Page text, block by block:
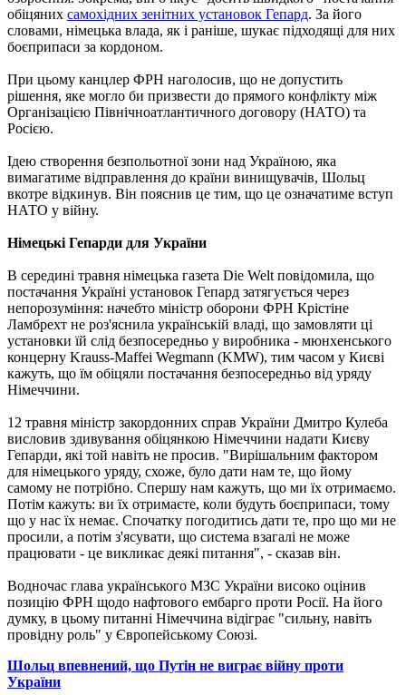
обіцяних самохідних зенітних установок Гепард. За його
словами, німецька влада, як і раніше, шукає підходящі для них
боєприпаси за кордоном.
При цьому канцлер ФРН наголосив, що не допустить
рішення, яке могло би призвести до прямого конфлікту між
Організацією Північноатлантичного договору (НАТО) та
Росією.
Ідею створення безпольотної зони над Україною, яка
вимагатиме відправлення до країни винищувачів, Шольц
вкотре відкинув. Він пояснив це тим, що це означатиме вступ
НАТО у війну.
Німецькі Гепарди для України
В середині травня німецька газета Die Welt повідомила, що
постачання Україні установок Гепард затягується через
непорозуміння: начебто міністр оборони ФРН Крістіне
Ламбрехт не роз'яснила українській владі, що замовляти ці
установки їй слід безпосередньо у виробника - мюнхенського
концерну Krauss-Maffei Wegmann (KMW), тим часом у Києві
кажуть, що їм обіцяли постачання безпосередньо від уряду
Німеччини.
12 травня міністр закордонних справ України Дмитро Кулеба
висловив здивування обіцянкою Німеччини надати Києву
Гепарди, які той навіть не просив. "Вирішальним фактором
для німецького уряду, схоже, було дати нам те, що йому
самому не потрібно. Спершу нам кажуть, що ми їх отримаємо.
Потім кажуть: ви їх отримаєте, коли будуть боєприпаси, тому
що у нас їх немає. Спочатку погодитись дати те, про що ми не
просили, а потім з'ясувати, що система взагалі не може
працювати - це викликає деякі питання", - сказав він.
Водночас глава українського МЗС України високо оцінив
позицію ФРН щодо нафтового ембарго проти Росії. На його
думку, в цьому питанні Німеччина відіграє "сильну, навіть
провідну роль" у Європейському Союзі.
Шольц впевнений, що Путін не виграє війну проти
України